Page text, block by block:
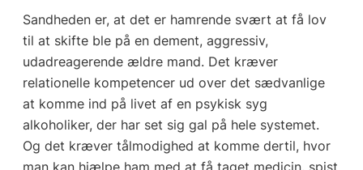
Sandheden er, at det er hamrende svært at få lov
til at skifte ble på en dement, aggressiv,
udadreagerende ældre mand. Det kræver
relationelle kompetencer ud over det sædvanlige
at komme ind på livet af en psykisk syg
alkoholiker, der har set sig gal på hele systemet.
Og det kræver tålmodighed at komme dertil, hvor
man kan hjælpe ham med at få taget medicin, spist